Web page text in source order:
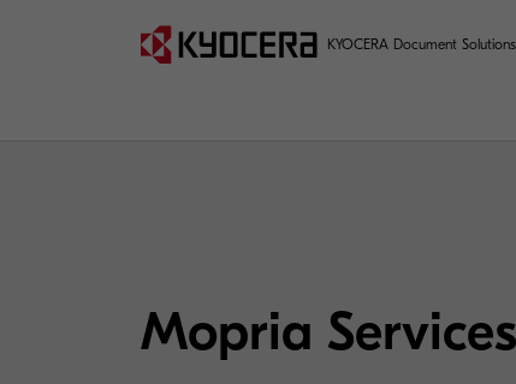
KYOCERA Document Solutions
Mopria Services